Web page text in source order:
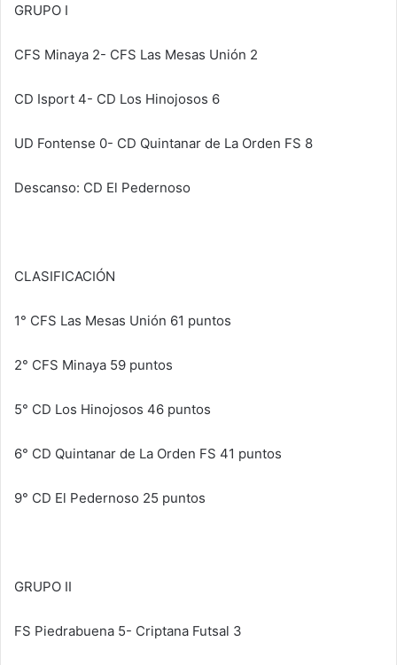
GRUPO I
CFS Minaya 2- CFS Las Mesas Unión 2
CD Isport 4- CD Los Hinojosos 6
UD Fontense 0- CD Quintanar de La Orden FS 8
Descanso: CD El Pedernoso
CLASIFICACIÓN
1° CFS Las Mesas Unión 61 puntos
2° CFS Minaya 59 puntos
5° CD Los Hinojosos 46 puntos
6° CD Quintanar de La Orden FS 41 puntos
9° CD El Pedernoso 25 puntos
GRUPO II
FS Piedrabuena 5- Criptana Futsal 3